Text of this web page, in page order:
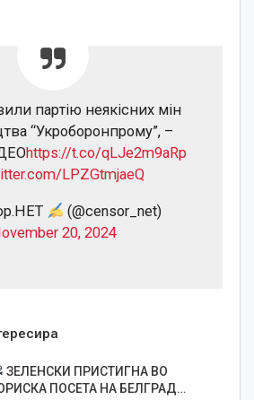
партію неякісних мін
“Укроборонпрому”, –
https://t.co/qLJe2m9aRp
LPZGtmjaeQ
(@censor_net)
20, 2024
ЗЕЛЕНСКИ ПРИСТИГНА ВО
ПОСЕТА НА БЕЛГРАД…